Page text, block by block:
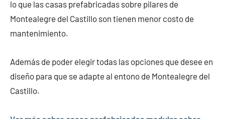
lo que las casas prefabricadas sobre pilares de
Montealegre del Castillo son tienen menor costo de
mantenimiento.
Además de poder elegir todas las opciones que desee en
diseño para que se adapte al entono de Montealegre del
Castillo.